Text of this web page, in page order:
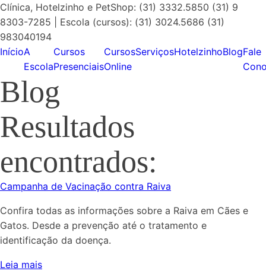
Clínica, Hotelzinho e PetShop: (31) 3332.5850 (31) 9
8303-7285 | Escola (cursos): (31) 3024.5686 (31)
983040194
InícioA
Escola
Cursos
Presenciais
Cursos
Online
ServiçosHotelzinhoBlogFale
Blog
Resultados
encontrados:
Campanha de Vacinação contra Raiva
Confira todas as informações sobre a Raiva em Cães e
Gatos. Desde a prevenção até o tratamento e
identificação da doença.
Leia mais